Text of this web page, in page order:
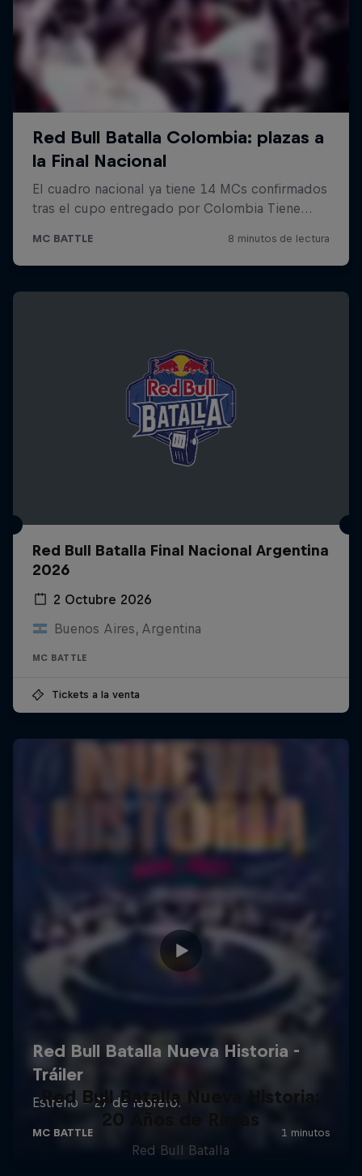
Red Bull Batalla Final Nacional Argentina
2026
2 Octubre 2026
Buenos Aires, Argentina
MC BATTLE
Tickets a la venta
Red Bull Batalla Nueva Historia:
20 Años de Rimas
Red Bull Batalla